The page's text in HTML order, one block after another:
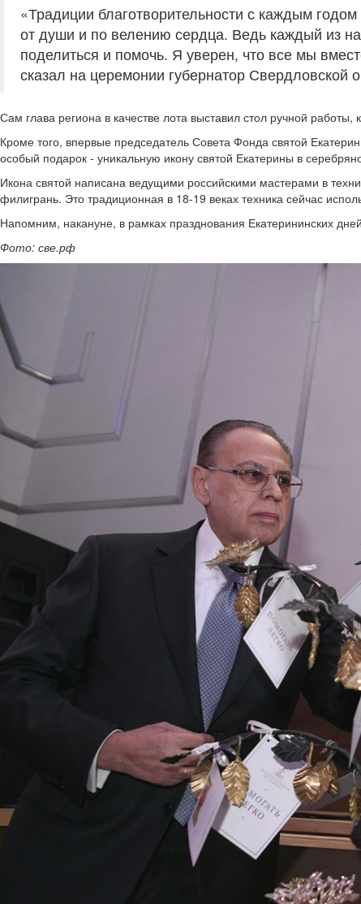
«Традиции благотворительности с каждым
от души и по велению сердца. Ведь каждый из
поделиться и помочь. Я уверен, что все мы
сказал на церемонии губернатор Свердловской
Сам глава региона в качестве лота выставил стол ручной
Кроме того, впервые председатель Совета Фонда святой
особый подарок - уникальную икону святой Екатерины в
Икона святой написана ведущими российскими мастерами в
филигрань. Это традиционная в 18-19 веках техника сейчас
Напомним, накануне, в рамках празднования Екатерининских
Фото: све.рф